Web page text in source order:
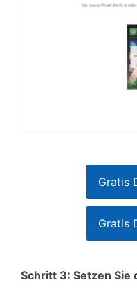
Gratis
Gratis
Schritt 3: Setzen Sie